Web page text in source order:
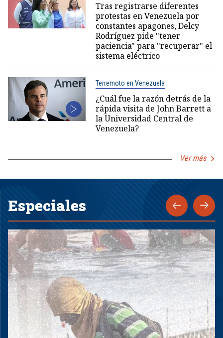
Tras registrarse diferentes
protestas en Venezuela por
constantes apagones, Delcy
Rodríguez pide "tener
paciencia" para "recuperar" el
sistema eléctrico
Terremoto en Venezuela
¿Cuál fue la razón detrás de la
rápida visita de John Barrett a
la Universidad Central de
Venezuela?
Ver más
Especiales